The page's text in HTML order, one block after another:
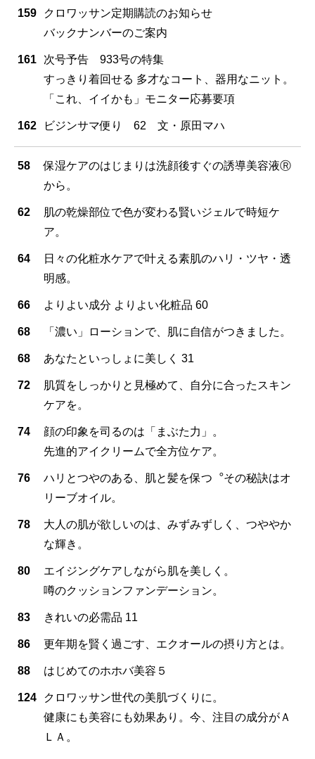
159
クロワッサン定期購読のお知らせ
バックナンバーのご案内
161
次号予告 933号の特集
すっきり着回せる 多才なコート、器用なニット。
「これ、イイかも」モニター応募要項
162 ビジンサマ便り 62 文・原田マハ
58
保湿ケアのはじまりは洗顔後すぐの誘導美容液Ⓡ
から。
62
肌の乾燥部位で色が変わる賢いジェルで時短ケ
ア。
64
日々の化粧水ケアで叶える素肌のハリ・ツヤ・透
明感。
66 よりよい成分 よりよい化粧品 60
68 「濃い」ローションで、肌に自信がつきました。
68 あなたといっしょに美しく 31
72
肌質をしっかりと見極めて、自分に合ったスキン
ケアを。
74
顔の印象を司るのは「まぶた力」。
先進的アイクリームで全方位ケア。
76
ハリとつやのある、肌と髪を保つ︒その秘訣はオ
リーブオイル。
78
大人の肌が欲しいのは、みずみずしく、つややか
な輝き。
80
エイジングケアしながら肌を美しく。
噂のクッションファンデーション。
83 きれいの必需品 11
86 更年期を賢く過ごす、エクオールの摂り方とは。
88 はじめてのホホバ美容５
124
クロワッサン世代の美肌づくりに。
健康にも美容にも効果あり。今、注目の成分がＡ
ＬＡ。